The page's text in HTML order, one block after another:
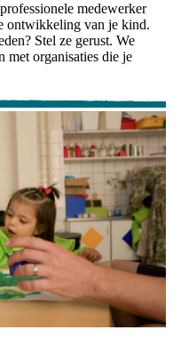
medewerker
ontwikkeling van je kind.
Stel ze gerust. We
met organisaties die je